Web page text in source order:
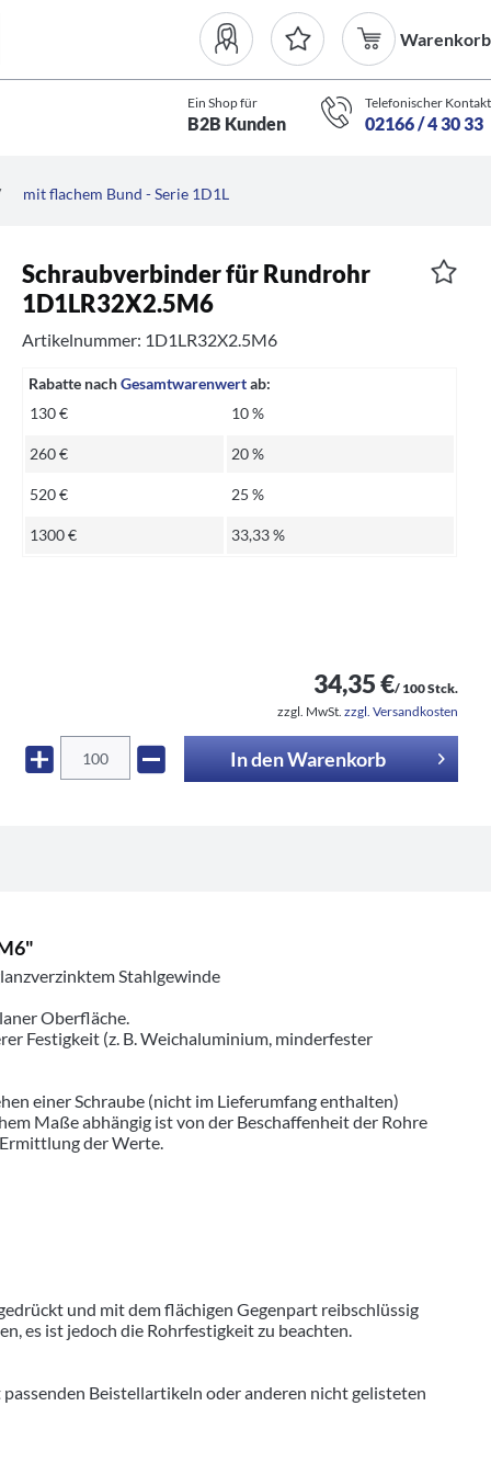
Warenkorb
Ein Shop für
B2B Kunden
Telefonischer Kontakt
02166 / 4 30 33
mit flachem Bund - Serie 1D1L
Schraubverbinder für Rundrohr
1D1LR32X2.5M6
Artikelnummer: 1D1LR32X2.5M6
Rabatte nachGesamtwarenwertab:
130 €
10 %
260 € 20 %
520 € 25 %
1300 € 33,33 %
34,35 €/ 100 Stck.
zzgl. MwSt. zzgl. Versandkosten
In denWarenkorb
Stahlgewinde
Oberfläche.
Festigkeit (z. B. Weichaluminium, minderfester
einer Schraube (nicht im Lieferumfang enthalten)
Maße abhängig ist von der Beschaffenheit der Rohre
der Werte.
und mit dem flächigen Gegenpart reibschlüssig
es ist jedoch die Rohrfestigkeit zu beachten.
Beistellartikeln oder anderen nicht gelisteten